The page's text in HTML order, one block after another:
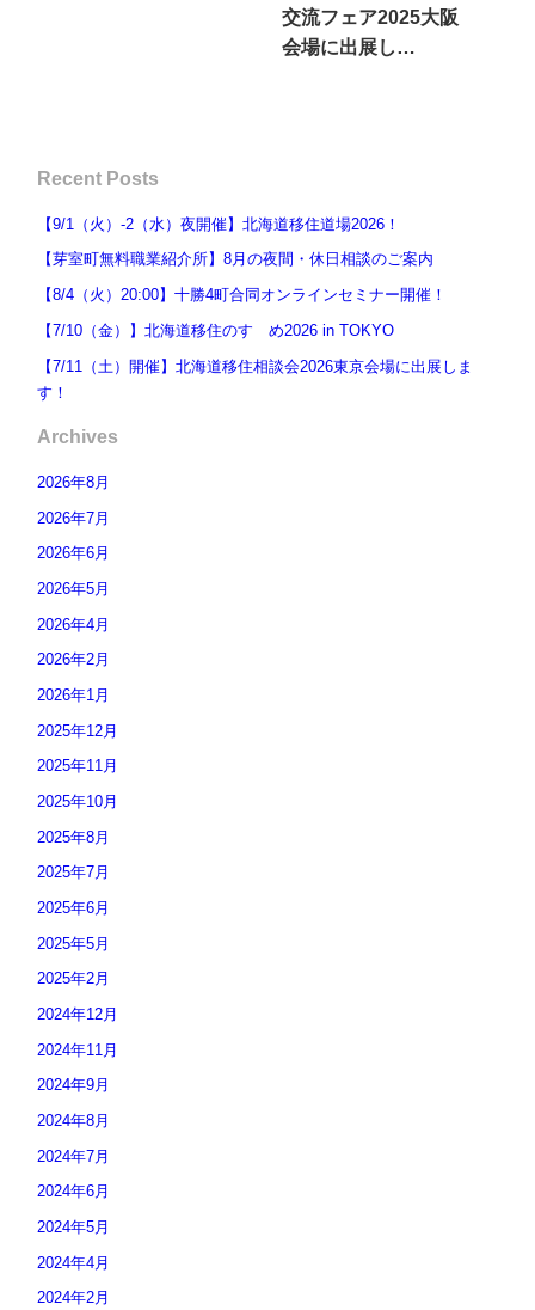
交流フェア2025大阪
会場に出展し…
Recent Posts
【9/1（火）-2（水）夜開催】北海道移住道場2026！
【芽室町無料職業紹介所】8月の夜間・休日相談のご案内
【8/4（火）20:00】十勝4町合同オンラインセミナー開催！
【7/10（金）】北海道移住のすゝめ2026 in TOKYO
【7/11（土）開催】北海道移住相談会2026東京会場に出展しま
す！
Archives
2026年8月
2026年7月
2026年6月
2026年5月
2026年4月
2026年2月
2026年1月
2025年12月
2025年11月
2025年10月
2025年8月
2025年7月
2025年6月
2025年5月
2025年2月
2024年12月
2024年11月
2024年9月
2024年8月
2024年7月
2024年6月
2024年5月
2024年4月
2024年2月